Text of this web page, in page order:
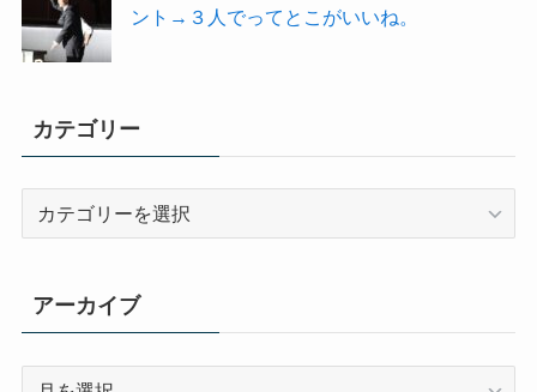
ント→３人でってとこがいいね。
カテゴリー
ー
アーカイブ